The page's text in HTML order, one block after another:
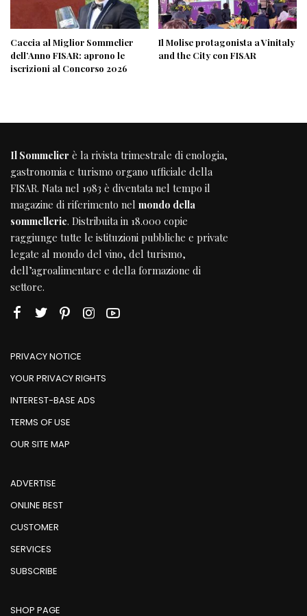
Caccia al Miglior Sommelier
dell’Anno FISAR: aprono le
iscrizioni al Concorso 2026
Il Molise protagonista a Vinitaly
and the City con FISAR
Il Sommelier è la rivista trimestrale di enologia,
gastronomia e turismo organo ufficiale della
FISAR. Nata nel 1983 è diventata nel tempo il
magazine di riferimento nel mondo della
sommellerie. Distribuita in 18.000 copie
raggiunge tutte le istituzioni pubbliche e private
legate al mondo del vino, del turismo,
dell’agroalimentare e della formazione di
settore.
PRIVACY NOTICE
YOUR PRIVACY RIGHTS
INTEREST-BASE ADS
TERMS OF USE
OUR SITE MAP
ADVERTISE
ONLINE BEST
CUSTOMER
SERVICES
SUBSCRIBE
SHOP PAGE